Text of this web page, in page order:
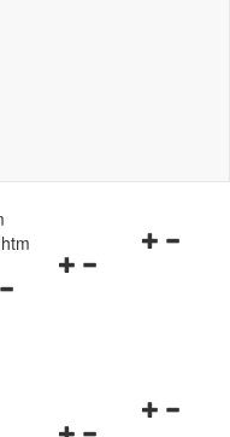
Navigationsmenü
Navigationsmenü